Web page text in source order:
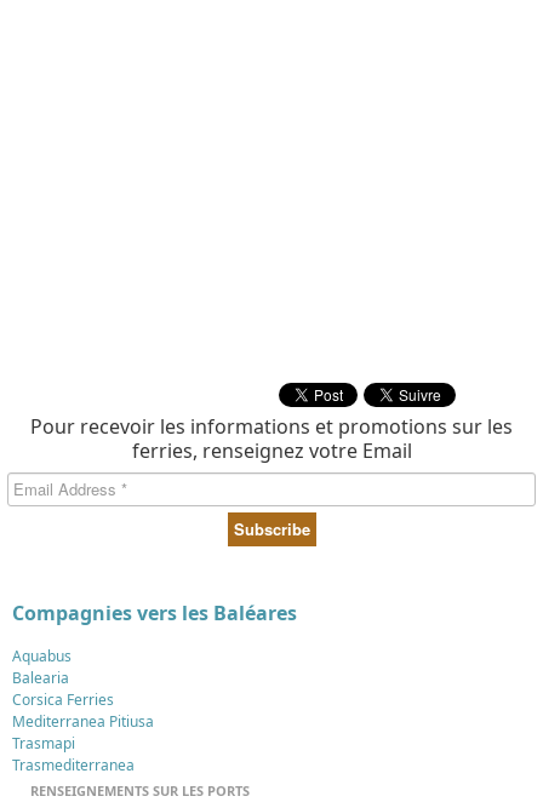
Pour recevoir les informations et promotions sur les
ferries, renseignez votre Email
Compagnies vers les Baléares
Aquabus
Balearia
Corsica Ferries
Mediterranea Pitiusa
Trasmapi
Trasmediterranea
RENSEIGNEMENTS SUR LES PORTS